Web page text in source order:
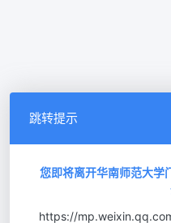
跳转提示
您即将离开华南师范大学
https://